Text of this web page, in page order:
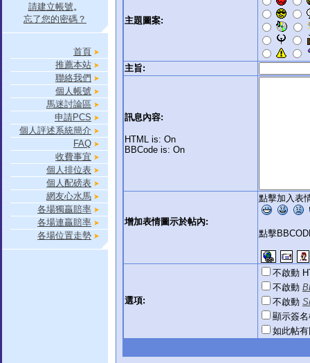
請建立帳號。
忘了您的密碼？
首頁
推薦本站
聯絡我們
個人帳號
馬迷討論區
申請PCS
個人評述系統簡介
FAQ
收費事宜
個人排位表
個人配磅表
網友心水馬
各場獨贏賠率
各場連贏賠率
各場位置走勢
主題圖案:
主旨:
訊息內容:
HTML is: On
BBCode is: On
增加表情圖示於帖內:
點擊加入表
點擊
選項:
不啟動
不啟動
不啟動
顯示簽
如此帖